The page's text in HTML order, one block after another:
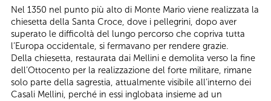
Nel 1350 nel punto più alto di Monte Mario viene realizzata la
chiesetta della Santa Croce, dove i pellegrini, dopo aver
superato le difficoltà del lungo percorso che copriva tutta
l’Europa occidentale, si fermavano per rendere grazie.
Della chiesetta, restaurata dai Mellini e demolita verso la fine
dell’Ottocento per la realizzazione del forte militare, rimane
solo parte della sagrestia, attualmente visibile all’interno dei
Casali Mellini, perché in essi inglobata insieme ad un